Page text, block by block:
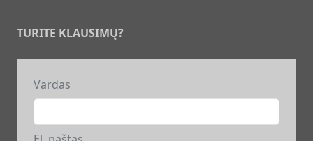
TURITE KLAUSIMŲ?
Vardas